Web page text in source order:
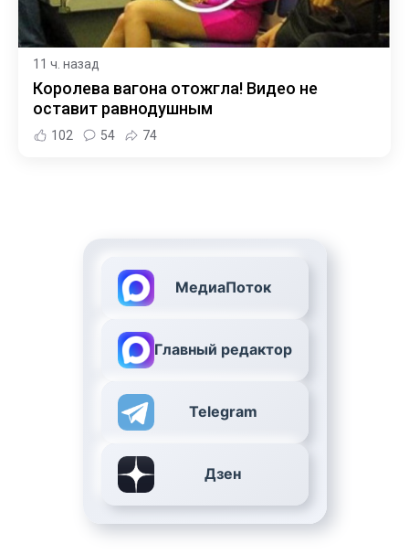
11 ч. назад
Королева вагона отожгла! Видео не
оставит равнодушным
102 54 74
МедиаПоток
Главный редактор
Telegram
Дзен